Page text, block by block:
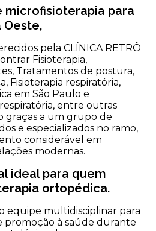
microfisioterapia para
Oeste,
pela CLÍNICA RETRÔ
Fisioterapia,
Tratamentos de postura,
Fisioterapia respiratória,
em São Paulo e
entre outras
graças a um grupo de
e especializados no ramo,
considerável em
modernas.
ideal para quem
ortopédica.
equipe multidisciplinar para
promoção à saúde durante